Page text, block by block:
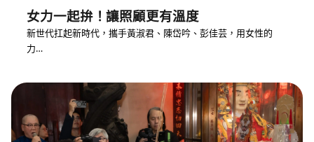
女力一起拚！讓照顧更有溫度
新世代扛起新時代，攜手黃淑君、陳岱吟、彭佳芸，用女性的
力…